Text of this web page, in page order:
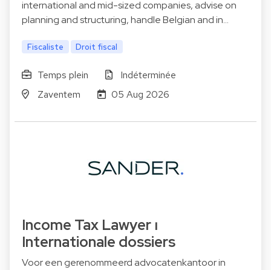
international and mid-sized companies, advise on
planning and structuring, handle Belgian and in…
Fiscaliste Droit fiscal
Temps plein
Indéterminée
Zaventem
05 Aug 2026
Income Tax Lawyer ⏐
Internationale dossiers
Voor een gerenommeerd advocatenkantoor in